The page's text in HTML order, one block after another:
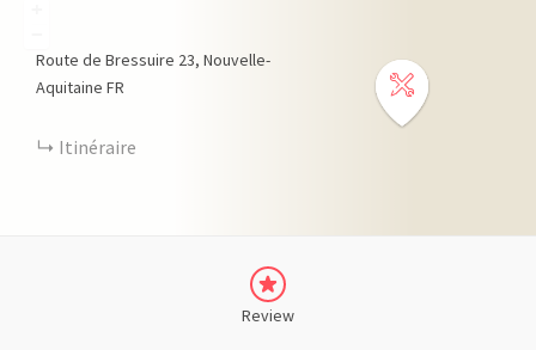
Route de Bressuire 23 Nouvelle-
Aquitaine FR
Itinéraire
Review